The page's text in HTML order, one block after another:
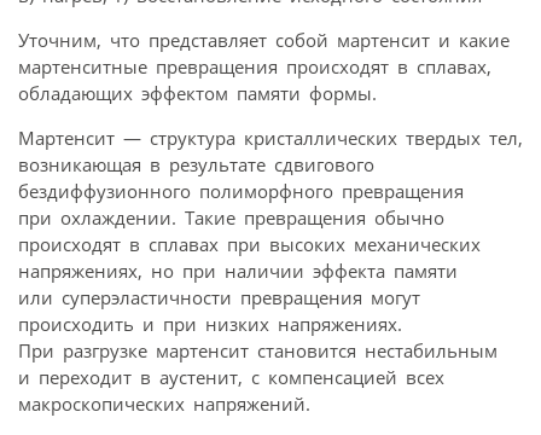
Уточним, что представляет собой мартенсит и какие
мартенситные превращения происходят в сплавах,
обладающих эффектом памяти формы.
Мартенсит — структура кристаллических твердых тел,
возникающая в результате сдвигового
бездиффузионного полиморфного превращения
при охлаждении. Такие превращения обычно
происходят в сплавах при высоких механических
напряжениях, но при наличии эффекта памяти
или суперэластичности превращения могут
происходить и при низких напряжениях.
При разгрузке мартенсит становится нестабильным
и переходит в аустенит, с компенсацией всех
макроскопических напряжений.